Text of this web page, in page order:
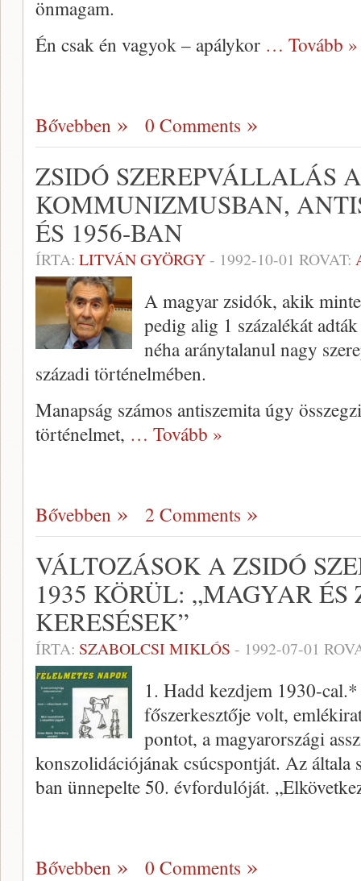
önmagam.
Én csak én vagyok – apálykor … Tovább »
Bővebben 0 Comments
ZSIDÓ SZEREPVÁLLALÁS
KOMMUNIZMUSBAN,
ÉS 1956-BAN
ÍRTA: LITVÁN GYÖRGY- 1992-10-01 ROVAT:
A magyar zsidók, akik
pedig alig 1 százalékát
néha aránytalanul nagy
századi történelmében.
Manapság számos antiszemita úgy
történelmet, … Tovább »
Bővebben 2 Comments
VÁLTOZÁSOK A ZSIDÓ
1935 KÖRÜL: „MAGYAR
KERESÉSEK”
ÍRTA: SZABOLCSI MIKLÓS - 1992-07-01
1. Hadd kezdjem 1930-
főszerkesztője volt,
pontot, a magyarországi
konszolidációjának csúcspontját. Az általa
ban ünnepelte 50. évfordulóját.
Bővebben 0 Comments